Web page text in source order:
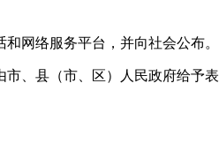
网络服务平台，并向社会公布。
、县（市、区）人民政府给予表